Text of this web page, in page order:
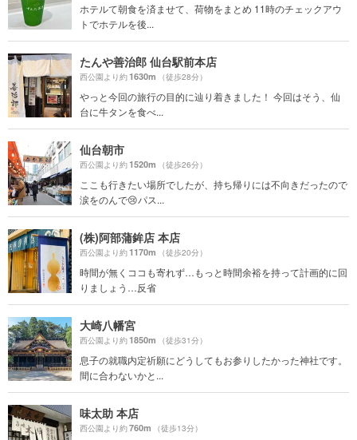
ホテルて朝食を済ませて、荷物をまとめ 11時のチェックアウ
トでホテルを後...
たんや善治郎 仙台駅前本店
西公園より約1630m （徒歩28分）
やっと今回の旅行の目的に辿り着きました！ 今回はそう、仙
台に牛タンを食べ...
仙台朝市
西公園より約1520m （徒歩26分）
ここも行きたい場所でしたが、持ち帰りには不向きだったので
涙をのんで😢パス...
(株)阿部蒲鉾店 本店
西公園より約1170m （徒歩20分）
時間が無くココも寄れず…もっと時間余裕を持って計画的に回
りましょう…反省
大崎八幡宮
西公園より約1850m （徒歩31分）
息子の就職内定祈願にどうしてもお参りしたかった神社です。
間に合わないかと...
味太助 本店
西公園より約760m （徒歩13分）